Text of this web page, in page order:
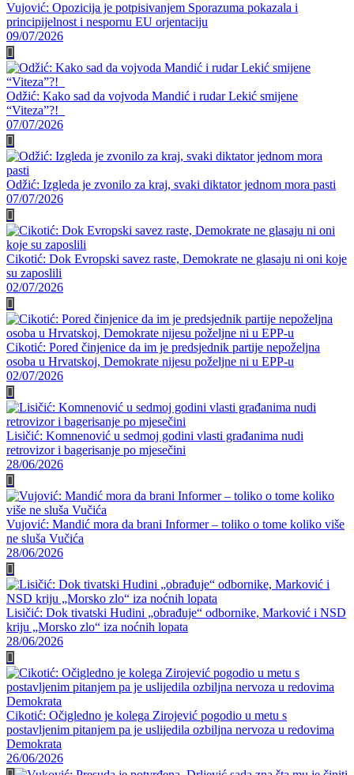
Vujović: Opozicija je potpisivanjem Sporazuma pokazala i
principijelnost i nespornu EU orjentaciju
09/07/2026
Odžić: Kako sad da vojvoda Mandić i rudar Lekić smijene
“Viteza”?!
07/07/2026
Odžić: Izgleda je zvonilo za kraj, svaki diktator jednom mora pasti
07/07/2026
Cikotić: Dok Evropski savez raste, Demokrate ne glasaju ni oni koje
su zaposlili
02/07/2026
Cikotić: Pored činjenice da im je predsjednik partije nepoželjna
osoba u Hrvatskoj, Demokrate nijesu poželjne ni u EPP-u
02/07/2026
Lisičić: Komnenović u sedmoj godini vlasti građanima nudi
retrovizor i bagerisanje po mjesečini
28/06/2026
Vujović: Mandić mora da brani Informer – toliko o tome koliko više
ne sluša Vučića
28/06/2026
Lisičić: Dok tivatski Hudini „obrađuje“ odbornike, Marković i NSD
kriju „Morsko zlo“ iza noćnih lopata
28/06/2026
Cikotić: Očigledno je kolega Zirojević pogodio u metu s
postavljenim pitanjem pa je uslijedila ozbiljna nervoza u redovima
Demokrata
26/06/2026